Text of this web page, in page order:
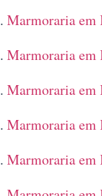
Marmoraria em
Marmoraria em
Marmoraria em
Marmoraria em
Marmoraria em